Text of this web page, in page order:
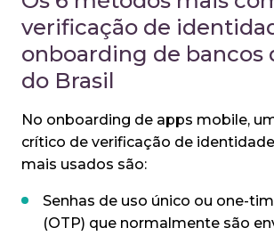
verificação de
onboarding de bancos
do Brasil
No onboarding de apps mobile,
crítico de verificação de
mais usados são:
Senhas de uso único ou one-
(OTP) que normalmente são